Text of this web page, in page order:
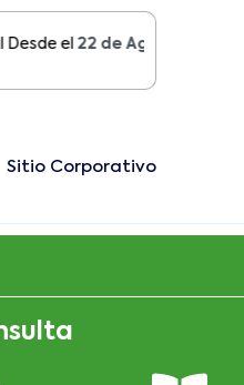
el22 de Agosto del 2019 ,
Sitio Corporativo